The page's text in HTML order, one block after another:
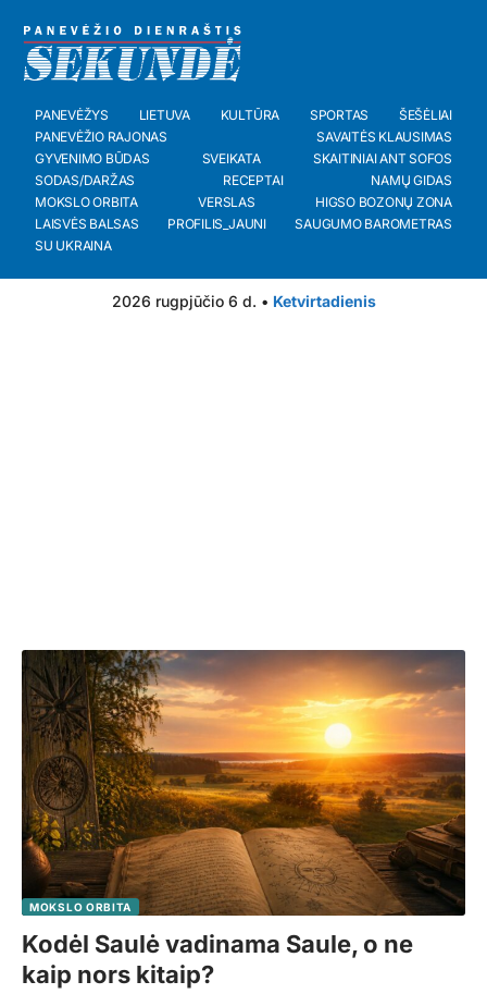
PANEVĖŽYS LIETUVA KULTŪRA SPORTAS
ŠEŠĖLIAI
PANEVĖŽIO RAJONAS
SAVAITĖS KLAUSIMAS
GYVENIMO BŪDAS
SVEIKATA
SKAITINIAI ANT SOFOS
SODAS/DARŽAS
RECEPTAI
NAMŲ GIDAS
MOKSLO ORBITA
VERSLAS
HIGSO BOZONŲ ZONA
LAISVĖS BALSAS
PROFILIS_JAUNI
SAUGUMO BAROMETRAS
SU UKRAINA
2026 rugpjūčio 6 d. • Ketvirtadienis
MOKSLO ORBITA
Kodėl Saulė vadinama Saule, o ne
kaip nors kitaip?